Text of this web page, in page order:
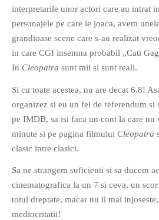
PAGINI
Clasicul „Despre mine…”
Contact
Acrostics!
Victor Sosea – Designer
PRIETENI DIN AFARA BRESLEI
interpretarile unor actori care au intrat
personajele pe care le joaca, avem
grandioase scene care s-au realizat
in care CGI insemna probabil „Cati
In Cleopatra sunt mii si sunt reali.
Si cu toate acestea, nu are decat 6.8!
organizez si eu un fel de referendum si
pe IMDB, sa isi faca un cont la care nu
minute si pe pagina filmului Cleopatra
clasic intre clasici.
Sa ne strangem suficienti si sa ducem
cinematografica la un 7 si ceva, un
totul dreptate, macar nu il mai
mediocritatii!